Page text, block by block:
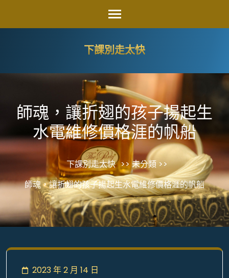
下課別走太快
師魂，讓折翅的孩子揚起生
水電維修價格涯的帆船
下課別走太快 >> 未分類 >>
師魂，讓折翅的孩子揚起生水電維修價格涯的帆船
2023 年 2 月 14 日